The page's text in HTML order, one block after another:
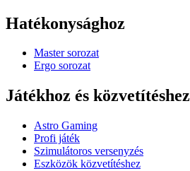
Hatékonysághoz
Master sorozat
Ergo sorozat
Játékhoz és közvetítéshez
Astro Gaming
Profi játék
Szimulátoros versenyzés
Eszközök közvetítéshez